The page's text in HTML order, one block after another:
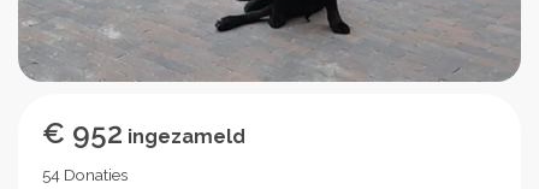
€ 952 ingezameld
54 Donaties